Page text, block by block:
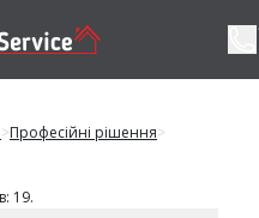
>Професійні рішення>
19.